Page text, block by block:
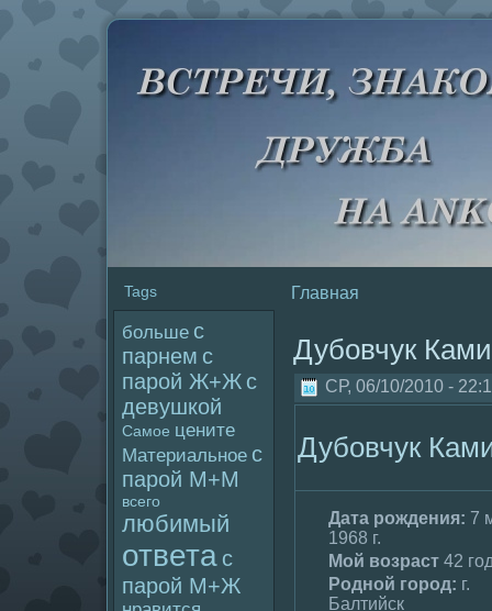
Tags
больше с
парнем с
паpoй Ж+Ж с
девушкой
Самое цените
Материальное с
паpoй М+М
всего
любимый
ответа с
паpoй М+Ж
Главная
Дубовчук
СР, 06/10/2010 -
Дубовчук
Дата poждения: 7
1968 г.
Мой возраст 42
Родной гоpoд: г.
Балтийск